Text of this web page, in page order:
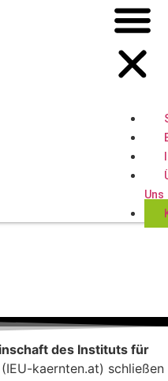
Uns
des Instituts für
(IEU-kaernten.at) schließen